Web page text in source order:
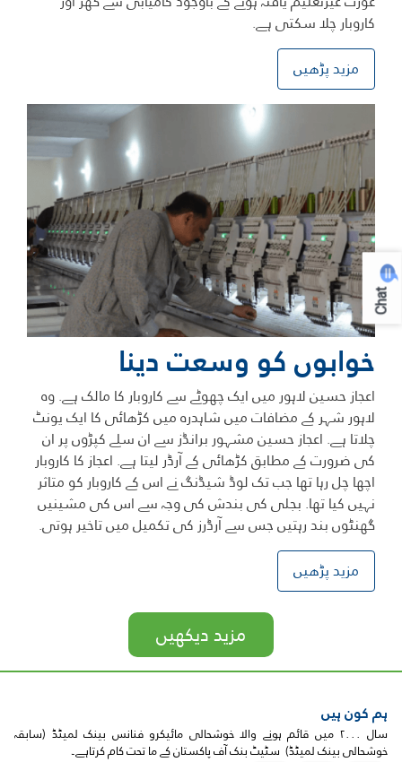
کاروبار چلا سکتی ہے.
مزید پڑھیں
خوابوں کو وسعت دینا
اعجاز حسین لاہور میں ایک چھوٹے سے کاروبار کا مالک ہے. وہ
لاہور شہر کے مضافات میں شاہدرہ میں کڑھائی کا ایک یونٹ
چلاتا ہے. اعجاز حسین مشہور برانڈز سے ان سلے کپڑوں پر ان
کی ضرورت کے مطابق کڑھائی کے آرڈر لیتا ہے. اعجاز کا کاروبار
اچھا چل رہا تھا جب تک لوڈ شیڈنگ نے اس کے کاروبار کو متاثر
نہیں کیا تھا. بجلی کی بندش کی وجہ سے اس کی مشینیں
گھنٹوں بند رہتیں جس سے آرڈرز کی تکمیل میں تاخیر ہوتی.
مزید پڑھیں
Pagination مزید دیکھیں
ہم کون ہیں
سال ۲۰۰۰ میں قائم ہونے والا خوشحالی مائیکرو فنانس بینک لمیٹڈ (سابقہ
خوشحالی بینک لمیٹڈ) سٹیٹ بنک آف پاکستان کے ما تحت کام کرتاہے۔
Chat